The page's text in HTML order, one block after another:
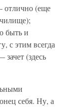
отлично (еще
быть и
с этим всегда
(здесь
себя. Ну, а